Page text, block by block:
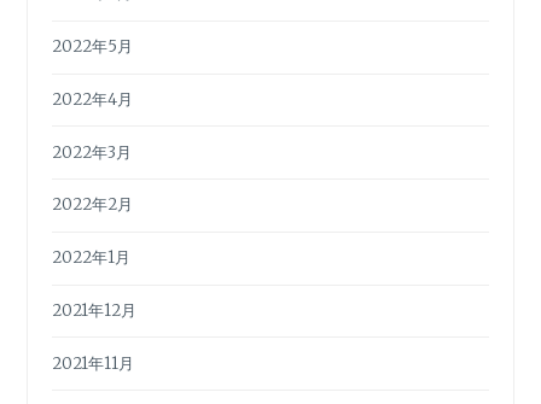
2022年5月
2022年4月
2022年3月
2022年2月
2022年1月
2021年12月
2021年11月